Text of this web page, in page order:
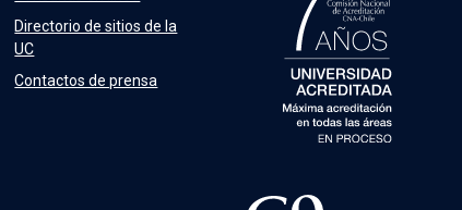
Directorio de sitios de la
UC
Contactos de prensa